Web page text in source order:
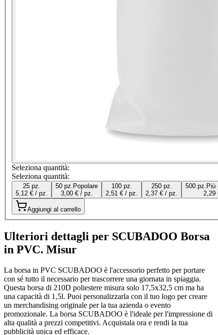
Seleziona quantità:
Seleziona quantità:
25 pz.
5,12 € / pz.
50 pz. Popolare
3,00 € / pz.
100 pz.
2,51 € / pz.
250 pz.
2,37 € / pz.
500 pz. Più
2,29
Aggiungi al carrello
Ulteriori dettagli per SCUBADOO Borsa
in PVC. Misur
La borsa in PVC SCUBADOO è l'accessorio perfetto per portare
con sé tutto il necessario per trascorrere una giornata in spiaggia.
Questa borsa di 210D poliestere misura solo 17,5x32,5 cm ma ha
una capacità di 1,5l. Puoi personalizzarla con il tuo logo per creare
un merchandising originale per la tua azienda o evento
promozionale. La borsa SCUBADOO è l'ideale per l'impressione di
alta qualità a prezzi competitivi. Acquistala ora e rendi la tua
pubblicità unica ed efficace.